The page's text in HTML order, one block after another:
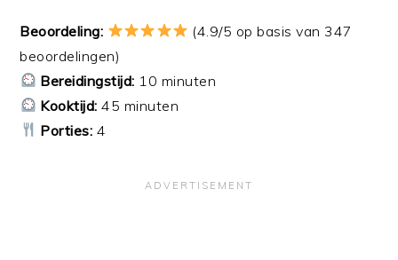
Beoordeling:
(4.9/5 op basis van 347
beoordelingen)
Bereidingstijd: 10 minuten
Kooktijd: 45 minuten
Porties: 4